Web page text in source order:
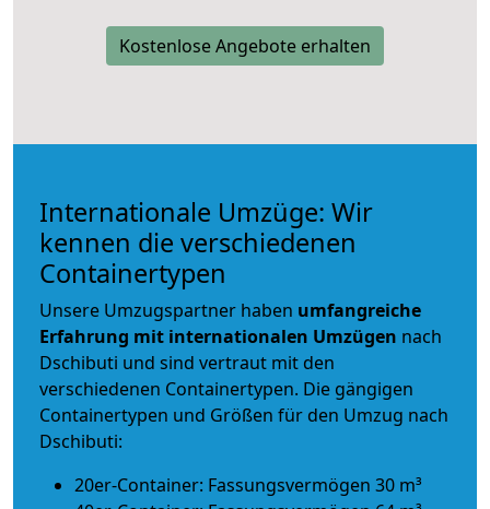
Kostenlose Angebote erhalten
Internationale Umzüge: Wir
kennen die verschiedenen
Containertypen
Unsere Umzugspartner haben umfangreiche
Erfahrung mit internationalen Umzügen nach
Dschibuti und sind vertraut mit den
verschiedenen Containertypen. Die gängigen
Containertypen und Größen für den Umzug nach
Dschibuti:
20er-Container: Fassungsvermögen 30 m³